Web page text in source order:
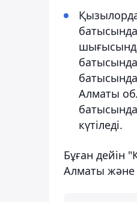
Алматы
күтіледі.
Бұған дейін
Алматы